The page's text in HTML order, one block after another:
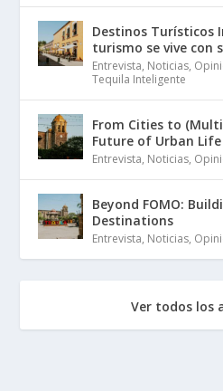
Destinos Turísticos
turismo se vive con
Entrevista, Noticias,
Tequila Inteligente
From Cities to
Future of Urban Life
Entrevista, Noticias,
Beyond FOMO:
Destinations
Entrevista, Noticias,
Ver todos los